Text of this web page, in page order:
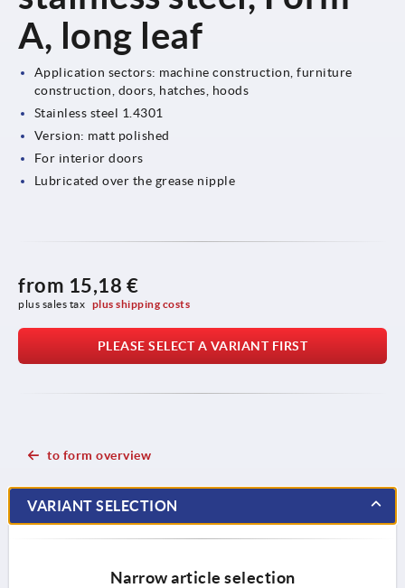
A, long leaf
Application sectors: machine construction, furniture
construction, doors, hatches, hoods
Stainless steel 1.4301
Version: matt polished
For interior doors
Lubricated over the grease nipple
from 15,18 €
plus sales tax plus shipping costs
PLEASE SELECT A VARIANT FIRST
to form overview
VARIANT SELECTION
Narrow article selection